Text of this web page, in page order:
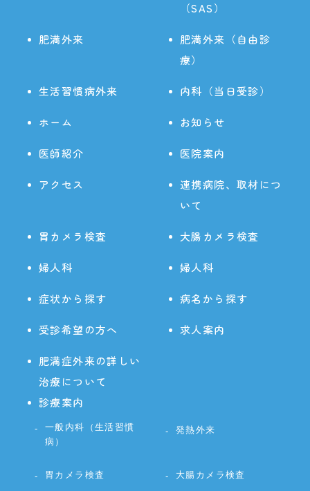
（SAS）
肥満外来
肥満外来（自由診
療）
生活習慣病外来 内科（当日受診）
ホーム お知らせ
医師紹介 医院案内
アクセス
連携病院、取材につ
いて
胃カメラ検査 大腸カメラ検査
婦人科 婦人科
症状から探す 病名から探す
受診希望の方へ 求人案内
肥満症外来の詳しい
治療について
診療案内
一般内科（生活習慣
病）
発熱外来
胃カメラ検査 大腸カメラ検査